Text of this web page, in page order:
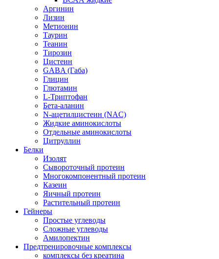
Аргинин
Лизин
Метионин
Таурин
Теанин
Тирозин
Цистеин
GABA (Габа)
Глицин
Глютамин
L-Триптофан
Бета-аланин
N-ацетилцистеин (NAC)
Жидкие аминокислоты
Отдельные аминокислоты
Цитруллин
Белки
Изолят
Сывороточный протеин
Многокомпонентный протеин
Казеин
Яичный протеин
Растительный протеин
Гейнеры
Простые углеводы
Сложные углеводы
Амилопектин
Предтренировочные комплексы
комплексы без креатина